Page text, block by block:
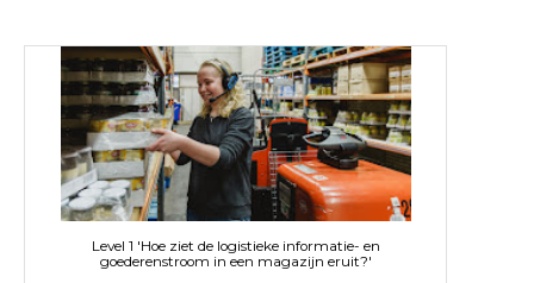
Level 1 'Hoe ziet de logistieke informatie- en
goederenstroom in een magazijn eruit?'